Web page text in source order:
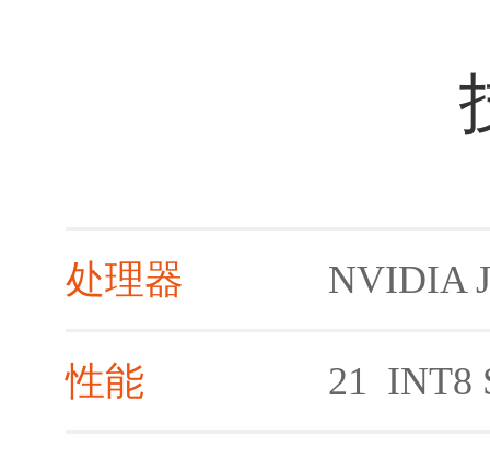
处理器 NVIDIA
性能 21 INT8